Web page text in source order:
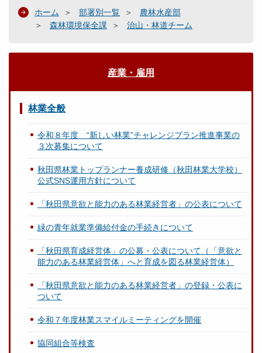
ホーム 部署別一覧
農林水産部
森林環境保全課
治山・林道チーム
産業・雇用
林業全般
令和８年度 “新しい林業”チャレンジプラン推進事業の
３次募集について
秋田県林業トップランナー養成研修（秋田林業大学校）
公式SNS運用方針について
「秋田県意欲と能力のある林業経営者」の公表について
緑の青年就業準備給付金の手続きについて
「秋田県育成経営体」の公募・公表について（「意欲と
能力のある林業経営体」へと育成を図る林業経営体）
「秋田県意欲と能力のある林業経営者」の登録・公表に
ついて
令和７年度林業スマイルミーティングを開催
協同組合等検査